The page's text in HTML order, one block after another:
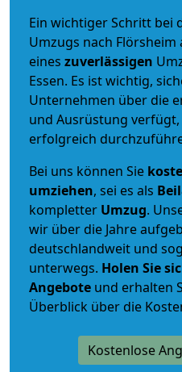
Ein wichtiger Schritt bei
Umzugs nach
eines zuverlässigen
Essen. Es ist wichtig,
Unternehmen über die
und Ausrüstung
erfolgreich
Bei uns können Sie
umziehen, sei es als
kompletter Umzug.
wir über die Jahre
deutschlandweit und
unterwegs. Holen Sie
Angebote und erhalten
Überblick über die
Kostenlose